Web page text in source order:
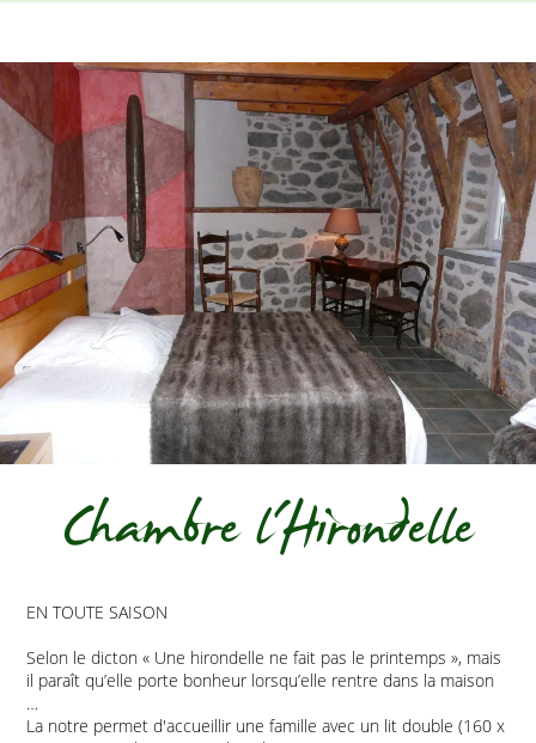
Chambre l'Hirondelle
EN TOUTE SAISON
Selon le dicton « Une hirondelle ne fait pas le printemps », mais
il paraît qu’elle porte bonheur lorsqu’elle rentre dans la maison
…
La notre permet d'accueillir une famille avec un lit double (160 x